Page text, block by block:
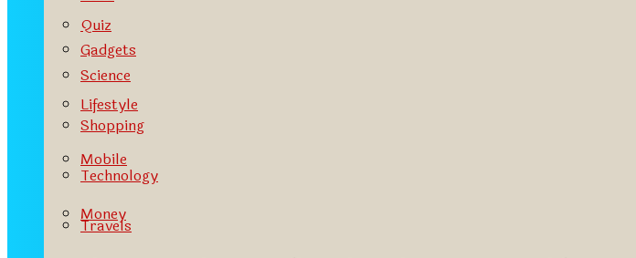
Quiz
Science
Shopping
Technology
Travels
Gadgets
Lifestyle
Mobile
Money